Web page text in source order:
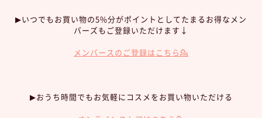
▶︎いつでもお買い物の5%分がポイントとしてたまるお得なメン
バーズもご登録いただけます↓
メンバースのご登録はこちら💁
▶︎おうち時間でもお気軽にコスメをお買い物いただける